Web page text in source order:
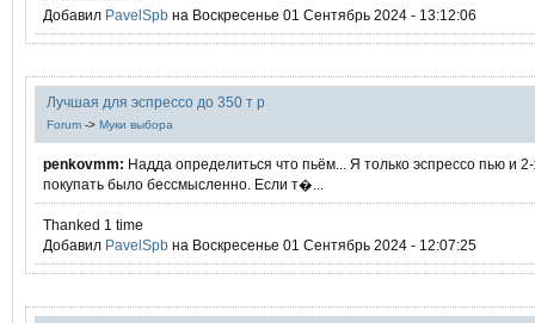
Добавил PavelSpb на Воскресенье 01 Сентябрь 2024 - 13:12:06
Лучшая для эспрессо до 350 т р
Forum -> Муки выбора
penkovmm: Надда определиться что пьём... Я только эспрессо пью и
покупать было бессмысленно. Если т�...
Thanked 1 time
Добавил PavelSpb на Воскресенье 01 Сентябрь 2024 - 12:07:25